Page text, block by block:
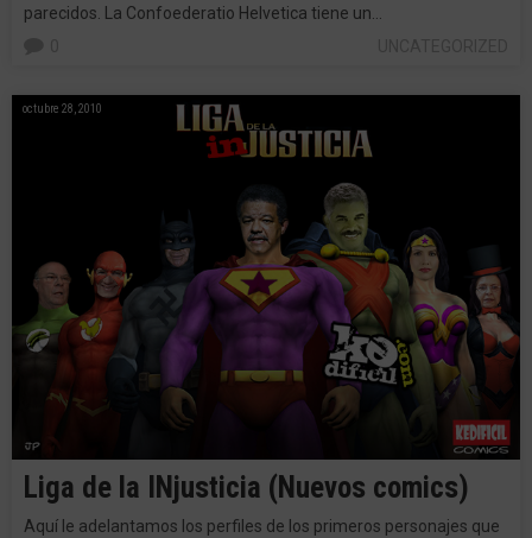
parecidos. La Confoederatio Helvetica tiene un…
octubre 28, 2010
Liga de la INjusticia (Nuevos comics)
Aquí le adelantamos los perfiles de los primeros personajes que